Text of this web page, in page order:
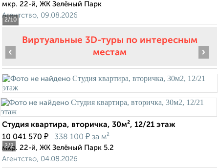
2/10
мкр. 22-й, ЖК Зелёный Парк
Агентство, 09.08.2026
Виртуальные 3D-туры по интересным
местам
2/2
‹ ›
Студия квартира, вторичка, 30м², 12/21 этаж
10 041 570 ₽ 338 100 ₽ за м²
мкр. 22-й, ЖК Зелёный Парк 5.2
Агентство, 04.08.2026